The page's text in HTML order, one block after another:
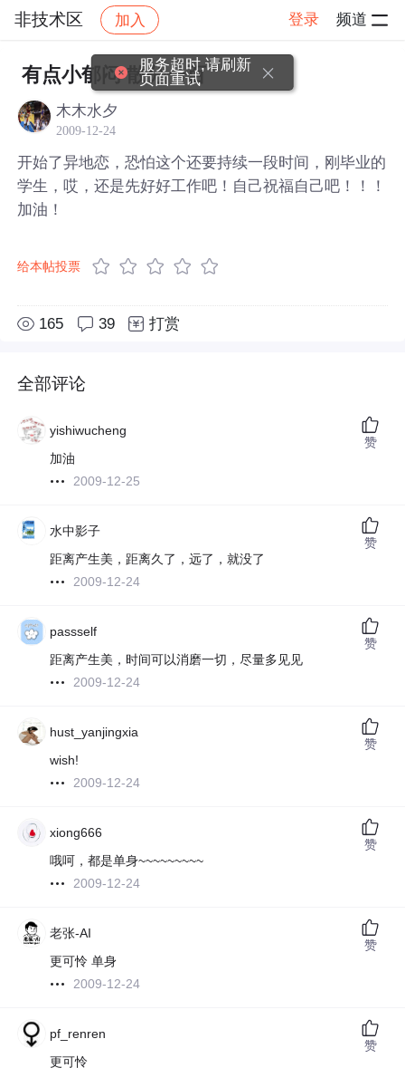
非技术区 加入 登录 频道
社区 非技术区 帖子详情
有点小郁闷 散分一百
木木水夕
2009-12-24
开始了异地恋，恐怕这个还要持续一段时间，刚毕业的
学生，哎，还是先好好工作吧！自己祝福自己吧！！！
加油！
给本帖投票
165 39 打赏
全部评论
yishiwucheng
加油
2009-12-25
赞
水中影子
距离产生美，距离久了，远了，就没了
2009-12-24
赞
passself
距离产生美，时间可以消磨一切，尽量多见见
2009-12-24
赞
hust_yanjingxia
wish!
2009-12-24
赞
xiong666
哦呵，都是单身~~~~~~~~~
2009-12-24
赞
老张-AI
更可怜 单身
2009-12-24
赞
pf_renren
更可怜
赞
服务超时,请刷新
页面重试